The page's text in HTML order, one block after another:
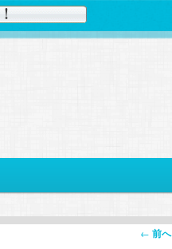
投
← 前へ